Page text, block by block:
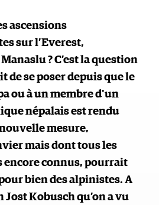
ascensions
sur l’Everest,
? C’est la question
de se poser depuis que le
ou à un membre d'un
népalais est rendu
mesure,
mais dont tous les
encore connus, pourrait
bien des alpinistes. A
Jost Kobusch qu’on a vu